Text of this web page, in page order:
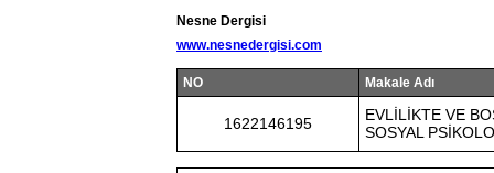
Nesne Dergisi
www.nesnedergisi.com
NO Makale Adı
1622146195
EVLİLİKTE VE
SOSYAL